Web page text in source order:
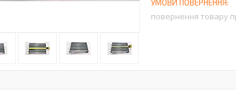
повернення товару